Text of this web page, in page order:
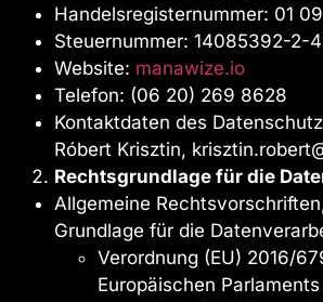
Handelsregisternummer: 01
Steuernummer: 14085392-2-
Website: manawize.io
Telefon: (06 20) 269 8628
Kontaktdaten des
Róbert Krisztin,
Rechtsgrundlage für die
Allgemeine
Grundlage für die
Verordnung (EU) 2016/
Europäischen